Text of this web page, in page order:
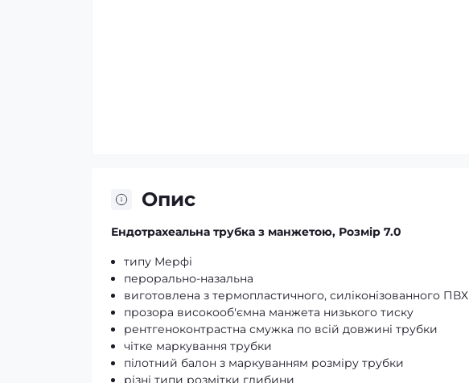
Опис
Ендотрахеальна трубка з манжетою, Розмір 7.0
типу Мерфі
перорально-назальна
виготовлена з термопластичного, силіконізованного ПВХ
прозора високооб'ємна манжета низького тиску
рентгеноконтрастна смужка по всій довжині трубки
чітке маркування трубки
пілотний балон з маркуванням розміру трубки
різні типи розмітки глибини